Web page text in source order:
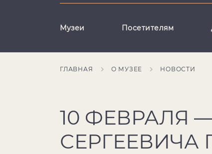
Музеи Посетителям
ГЛАВНАЯ О МУЗЕЕ НОВОСТИ
10 ФЕВРАЛЯ